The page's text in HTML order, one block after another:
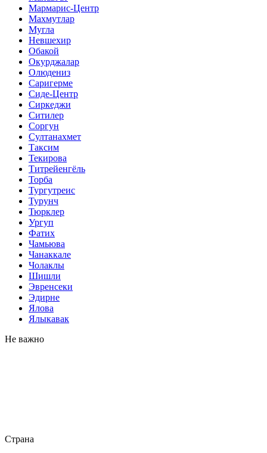
Мармарис-Центр
Махмутлар
Мугла
Невшехир
Обакой
Окурджалар
Олюдениз
Саригерме
Сиде-Центр
Сиркеджи
Ситилер
Соргун
Султанахмет
Таксим
Текирова
Титрейенгёль
Торба
Тургутреис
Турунч
Тюрклер
Ургуп
Фатих
Чамьюва
Чанаккале
Чолаклы
Шишли
Эвренсеки
Эдирне
Ялова
Ялыкавак
Не важно
Страна